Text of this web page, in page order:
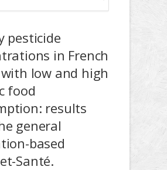
pesticide
in French
low and high
food
results
general
based
Santé.